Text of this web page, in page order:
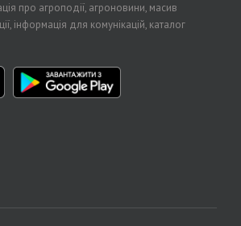
про агроподії, агроновини, масив
інформація для комунікацій, каталог